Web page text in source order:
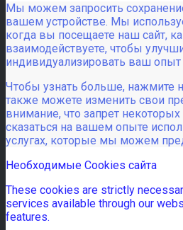
Мы можем запросить
вашем устройстве. Мы
когда вы посещаете наш сайт,
взаимодействуете, чтобы
индивидуализировать ваш опыт
Чтобы узнать больше, нажмите
также можете изменить свои
внимание, что запрет
сказаться на вашем опыте
услугах, которые мы можем
Необходимые Cookies сайта
These cookies are strictly
services available through our
features.